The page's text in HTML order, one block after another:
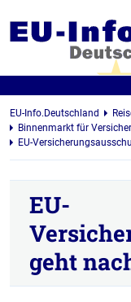
EU-Info.Deutschland
Binnenmarkt für
EU-
EU-
geht